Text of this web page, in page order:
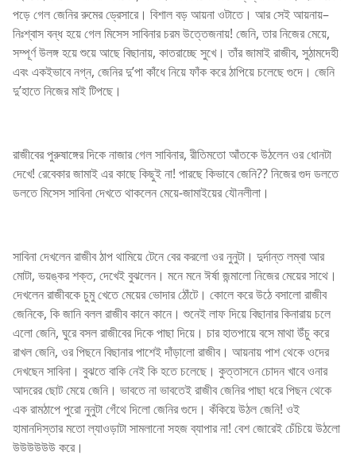
পড়ে গেল জেনির রুমের ড্রেসারে। বিশাল বড় আয়না ওটাতে। আর সেই আয়নায়–
নিঃশ্বাস বন্ধ হয়ে গেল মিসেস সাবিনার চরম উত্তেজনায়! জেনি, তার নিজের মেয়ে,
সম্পূর্ণ উলঙ্গ হয়ে শুয়ে আছে বিছানায়, কাতরাচ্ছে সুখে। তাঁর জামাই রাজীব, সুঠামদেহী
এবং একইভাবে নগ্ন, জেনির দু’পা কাঁধে নিয়ে ফাঁক করে ঠাপিয়ে চলেছে গুদে। জেনি
দু’হাতে নিজের মাই টিপছে।
রাজীবের পুরুষাঙ্গের দিকে নাজার গেল সাবিনার, রীতিমতো আঁতকে উঠলেন ওর ধোনটা
দেখে! রেবেকার জামাই এর কাছে কিছুই না! পারছে কিভাবে জেনি?? নিজের গুদ ডলতে
ডলতে মিসেস সাবিনা দেখতে থাকলেন মেয়ে-জামাইয়ের যৌনলীলা।
সাবিনা দেখলেন রাজীব ঠাপ থামিয়ে টেনে বের করলো ওর নুনুটা। দুর্দান্ত লম্বা আর
মোটা, ভয়ঙ্কর শক্ত, দেখেই বুঝলেন। মনে মনে ঈর্ষা জন্মালো নিজের মেয়ের সাথে।
দেখলেন রাজীবকে চুমু খেতে মেয়ের ভোদার ঠোঁটে। কোলে করে উঠে বসালো রাজীব
জেনিকে, কি জানি বলল রাজীব কানে কানে। শুনেই লাফ দিয়ে বিছানার কিনারায় চলে
এলো জেনি, ঘুরে বসল রাজীবের দিকে পাছা দিয়ে। চার হাতপায়ে বসে মাথা উঁচু করে
রাখল জেনি, ওর পিছনে বিছানার পাশেই দাঁড়ালো রাজীব। আয়নায় পাশ থেকে ওদের
দেখছেন সাবিনা। বুঝতে বাকি নেই কি হতে চলেছে। কুত্তাসনে চোদন খাবে ওনার
আদরের ছোট মেয়ে জেনি। ভাবতে না ভাবতেই রাজীব জেনির পাছা ধরে পিছন থেকে
এক রামঠাপে পুরো নুনুটা গেঁথে দিলো জেনির গুদে। কঁকিয়ে উঠল জেনি! ওই
হামানদিস্তার মতো ল্যাওড়াটা সামলানো সহজ ব্যাপার না! বেশ জোরেই চেঁচিয়ে উঠলো
উউউউউউ করে।